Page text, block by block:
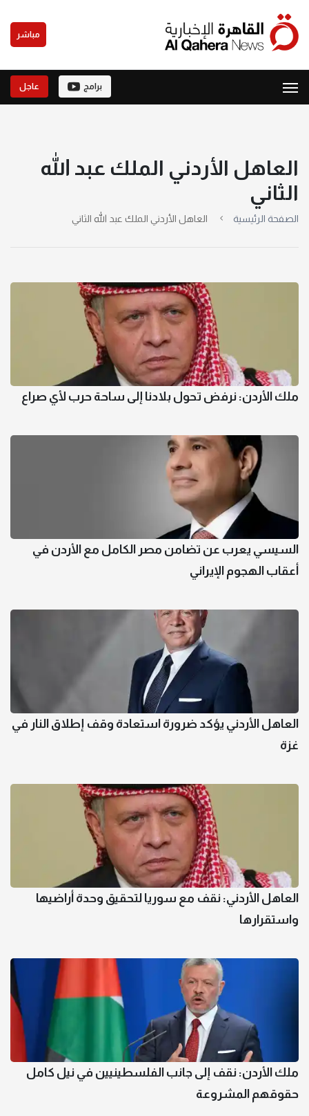
مباشر
برامج عاجل
العاهل الأردني الملك عبد الله
الثاني
الصفحة الرئيسية العاهل الأردني الملك عبد الله الثاني
ملك الأردن: نرفض تحول بلادنا إلى ساحة حرب لأي صراع
السيسي يعرب عن تضامن مصر الكامل مع الأردن في
أعقاب الهجوم الإيراني
العاهل الأردني يؤكد ضرورة استعادة وقف إطلاق النار في
غزة
العاهل الأردني: نقف مع سوريا لتحقيق وحدة أراضيها
واستقرارها
ملك الأردن: نقف إلى جانب الفلسطينيين في نيل كامل
حقوقهم المشروعة